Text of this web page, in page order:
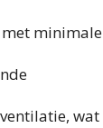
minimale
wat